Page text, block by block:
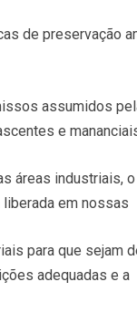
de preservação
assumidos
e
áreas industriais,
liberada em nossas
para que sejam
adequadas e a